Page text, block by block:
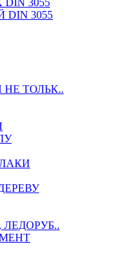
3055
3055
ТОЛЬК..